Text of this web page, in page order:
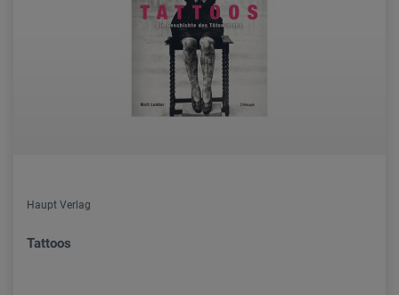
Haupt Verlag
Tattoos